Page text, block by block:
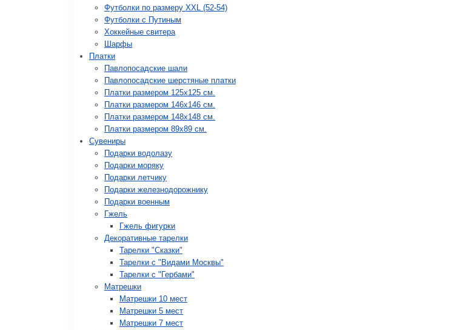
Футболки по размеру XXL (52-54)
Футболки с Путиным
Хоккейные свитера
Шарфы
Платки
Павлопосадские шали
Павлопосадские шерстяные платки
Платки размером 125х125 см.
Платки размером 146х146 см.
Платки размером 148х148 см.
Платки размером 89х89 см.
Сувениры
Подарки водолазу
Подарки моряку
Подарки летчику
Подарки железнодорожнику
Подарки военным
Гжель
Гжель фигурки
Декоративные тарелки
Тарелки "Сказки"
Тарелки с "Видами Москвы"
Тарелки с "Гербами"
Матрешки
Матрешки 10 мест
Матрешки 5 мест
Матрешки 7 мест